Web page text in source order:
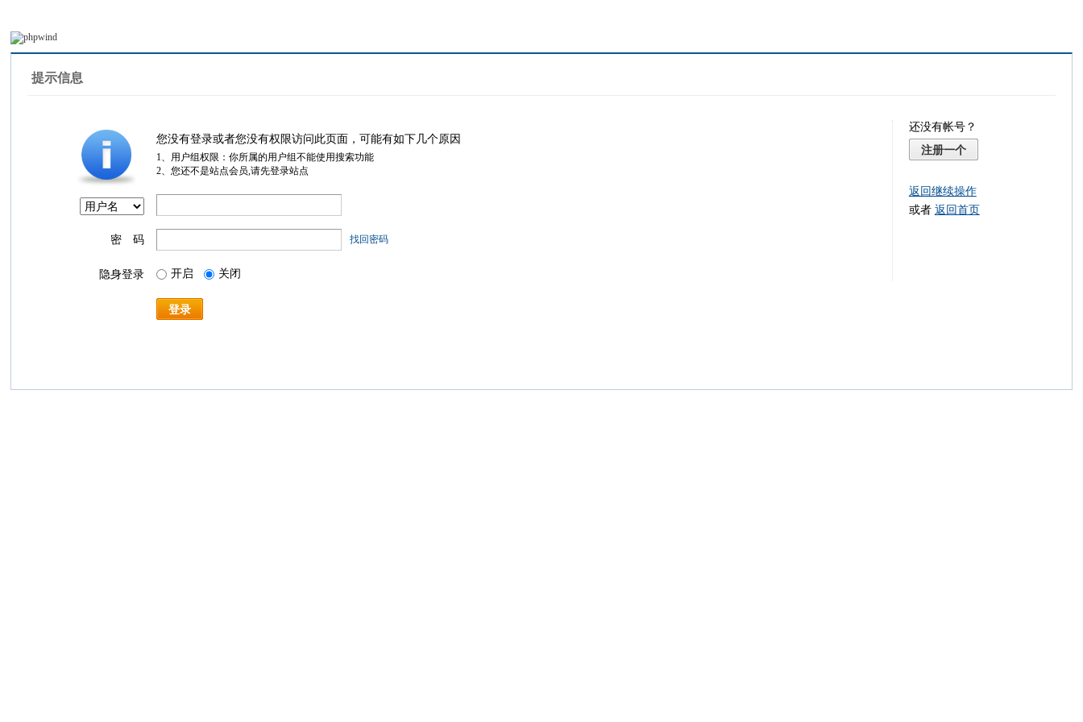
提示信息
您没有登录或者您没有权限访问此页面，可能有如下几个原因
1、用户组权限：你所属的用户组不能使用搜索功能
2、您还不是站点会员,请先登录站点
密 码 找回密码
隐身登录 开启 关闭
登录
还没有帐号？
注册一个
返回继续操作
或者 返回首页